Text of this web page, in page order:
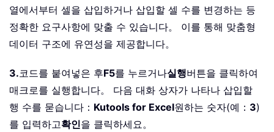
열에서부터 셀을 삽입하거나 삽입할 셀 수를 변경하는 등
정확한 요구사항에 맞출 수 있습니다。 이를 통해 맞춤형
데이터 구조에 유연성을 제공합니다。
3.코드를 붙여넣은 후F5를 누르거나실행버튼을 클릭하여
매크로를 실행합니다。 다음 대화 상자가 나타나 삽입할
행 수를 묻습니다： Kutools for Excel원하는 숫자(예： 3)
를 입력하고확인을 클릭하세요。